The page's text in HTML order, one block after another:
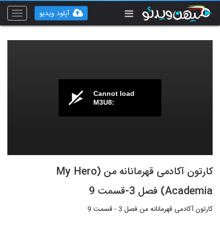
Toggle
آپلود ویدیو
Cannot load
M3U8:
کارتون آکادمی قهرمانانه من (My Hero
Academia) فصل 3-قسمت 9
کارتون آکادمی قهرمانانه من فصل 3 - قسمت 9